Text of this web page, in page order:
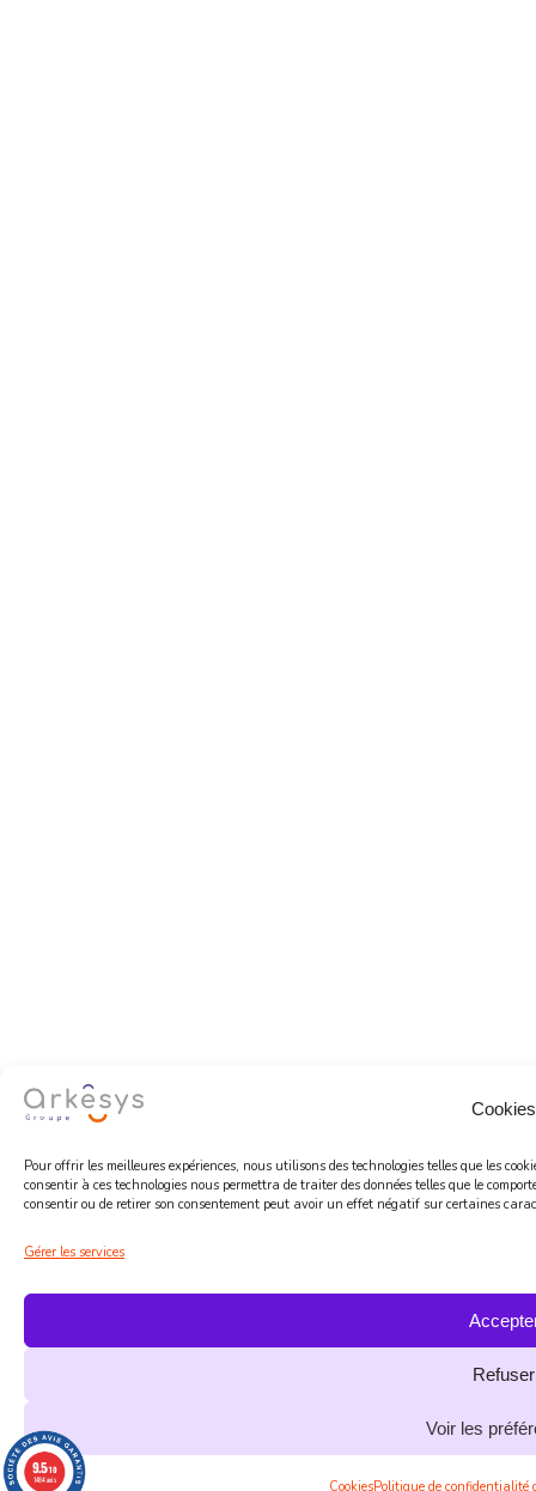
Cookies
Pour offrir les meilleures expériences, nous utilisons des technologies telles que les
consentir à ces technologies nous permettra de traiter des données telles que le
consentir ou de retirer son consentement peut avoir un effet négatif sur certaines
Gérer les services
Refuser
Voir les
CookiesPolitique de confidentialité
9.5/10
1484 avis